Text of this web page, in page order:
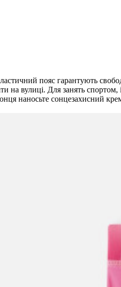
пояс гарантують
на вулиці. Для занять
наносьте сонцезахисний